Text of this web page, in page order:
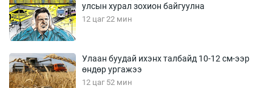
улсын хурал зохион байгуулна
12 цаг 22 мин
Улаан буудай ихэнх талбайд 10-12 см-ээр
өндөр ургажээ
12 цаг 52 мин